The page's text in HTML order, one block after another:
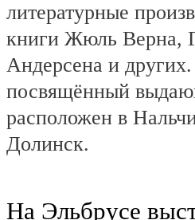
литературные
книги Жюль Верна,
Андерсена и
посвящённый
расположен в
Долинск.
На Эльбрусе